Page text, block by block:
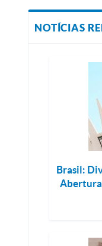
NOTÍCIAS
Brasil: